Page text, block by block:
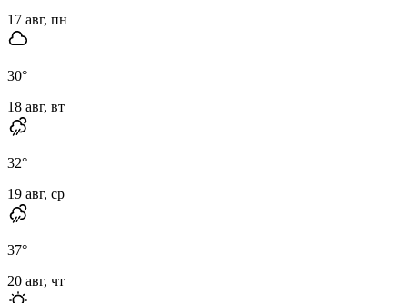
17 авг, пн
30°
18 авг, вт
32°
19 авг, ср
37°
20 авг, чт